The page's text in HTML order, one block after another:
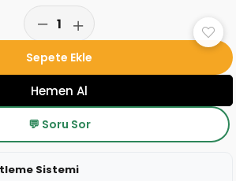
💬 Soru Sor
Sistemi